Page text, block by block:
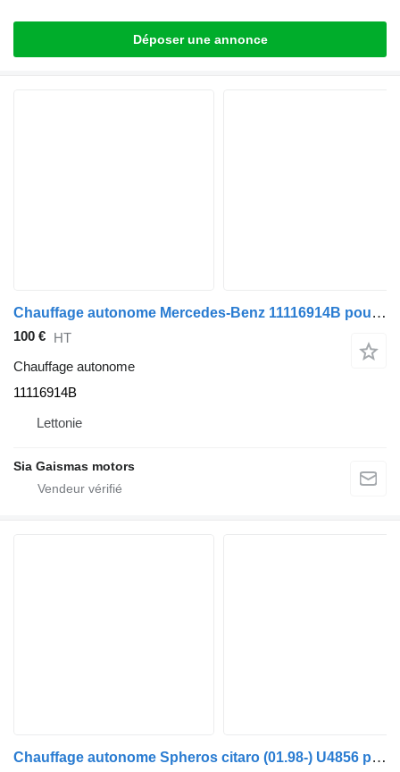
Déposer une annonce
Chauffage autonome Mercedes-Benz 11116914B pour bus Mercedes-Benz Intouro
100 € HT
Chauffage autonome
11116914B
Lettonie
Sia Gaismas motors
Chauffage autonome Spheros citaro (01.98-) U4856 pour Mercedes-Benz Bus II (1996-)